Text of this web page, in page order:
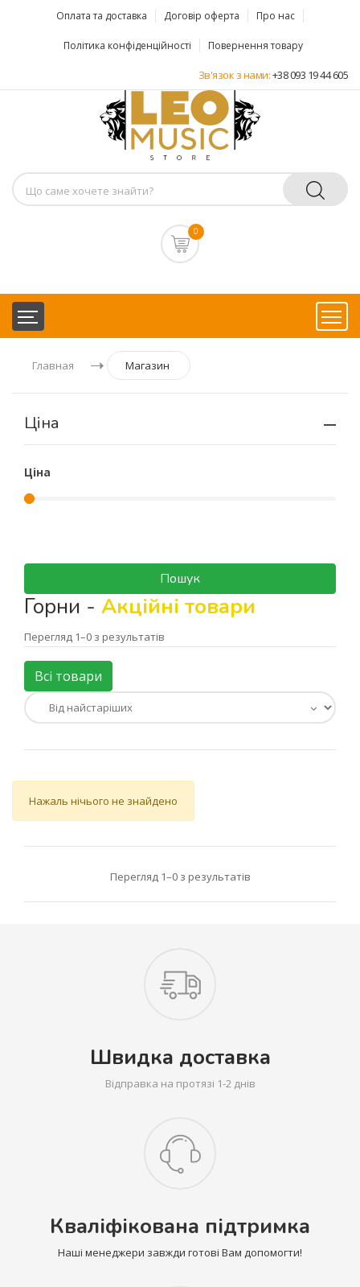
Оплата та доставка Договір оферта Про нас
Політика конфіденційності Повернення товару
Зв'язок з нами:+38 093 19 44 605
0
Главная Магазин
Ціна
Ціна
Пошук
Горни - Акційні товари
Перегляд 1–0 з результатів
Всі товари
Нажаль нічього не знайдено
Перегляд 1–0 з результатів
Швидка доставка
Відправка на протязі 1-2 днів
Кваліфікована підтримка
Наші менеджери завжди готові Вам допомогти!